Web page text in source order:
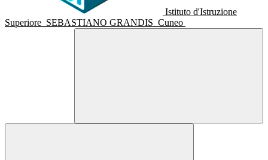
Istituto d'Istruzione
Superiore SEBASTIANO GRANDIS Cuneo